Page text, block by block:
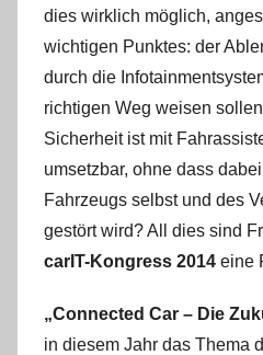
dies wirklich möglich,
wichtigen Punktes: der
durch die
richtigen Weg weisen
Sicherheit ist mit
umsetzbar, ohne dass
Fahrzeugs selbst und des
gestört wird? All dies sind
carIT-Kongress 2014 eine
„Connected Car – Die
in diesem Jahr das Thema